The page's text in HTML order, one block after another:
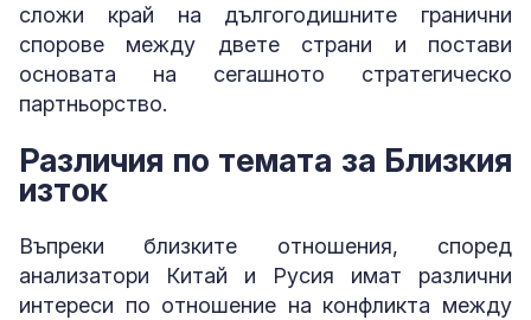
сложи край на дългогодишните гранични
спорове между двете страни и постави
основата на сегашното стратегическо
партньорство.
Различия по темата за Близкия
изток
Въпреки близките отношения, според
анализатори Китай и Русия имат различни
интереси по отношение на конфликта между